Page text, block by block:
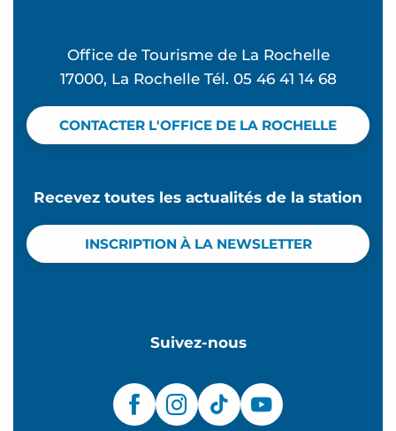
Office de Tourisme de La Rochelle
17000, La Rochelle Tél. 05 46 41 14 68
CONTACTER L'OFFICE DE LA ROCHELLE
Recevez toutes les actualités de la station
INSCRIPTION À LA NEWSLETTER
Suivez-nous